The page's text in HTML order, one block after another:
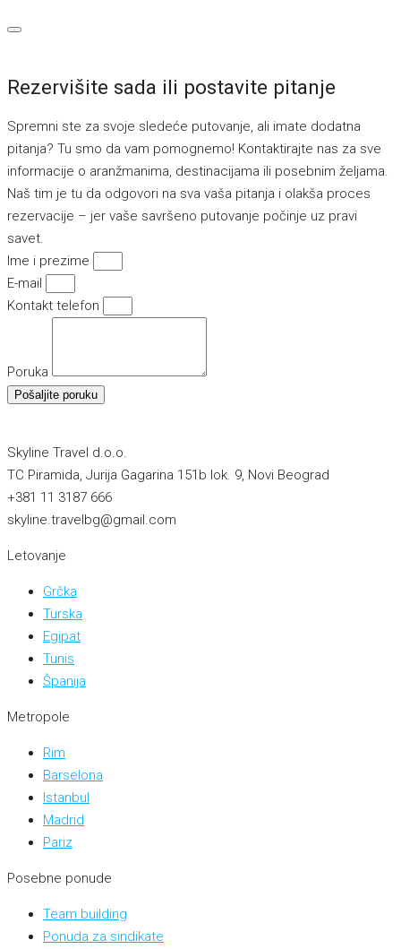
Rezervišite sada ili postavite pitanje
Spremni ste za svoje sledeće putovanje, ali imate dodatna
pitanja? Tu smo da vam pomognemo! Kontaktirajte nas za sve
informacije o aranžmanima, destinacijama ili posebnim željama.
Naš tim je tu da odgovori na sva vaša pitanja i olakša proces
rezervacije – jer vaše savršeno putovanje počinje uz pravi
savet.
Ime i prezime
E-mail
Kontakt telefon
Poruka
Pošaljite poruku
Skyline Travel d.o.o.
TC Piramida, Jurija Gagarina 151b lok. 9, Novi Beograd
+381 11 3187 666
skyline.travelbg@gmail.com
Letovanje
Grčka
Turska
Egipat
Tunis
Španija
Metropole
Rim
Barselona
Istanbul
Madrid
Pariz
Posebne ponude
Team building
Ponuda za sindikate